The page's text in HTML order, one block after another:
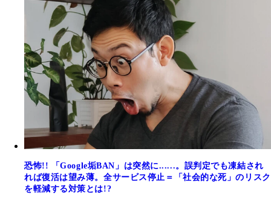
恐怖!! 「Google垢BAN」は突然に......。誤判定でも凍結され
れば復活は望み薄。全サービス停止＝「社会的な死」のリスク
を軽減する対策とは!?